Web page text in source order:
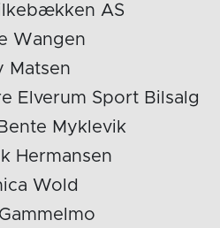
AS
Wangen
Matsen
Elverum Sport Bilsalg
Myklevik
Hermansen
Wold